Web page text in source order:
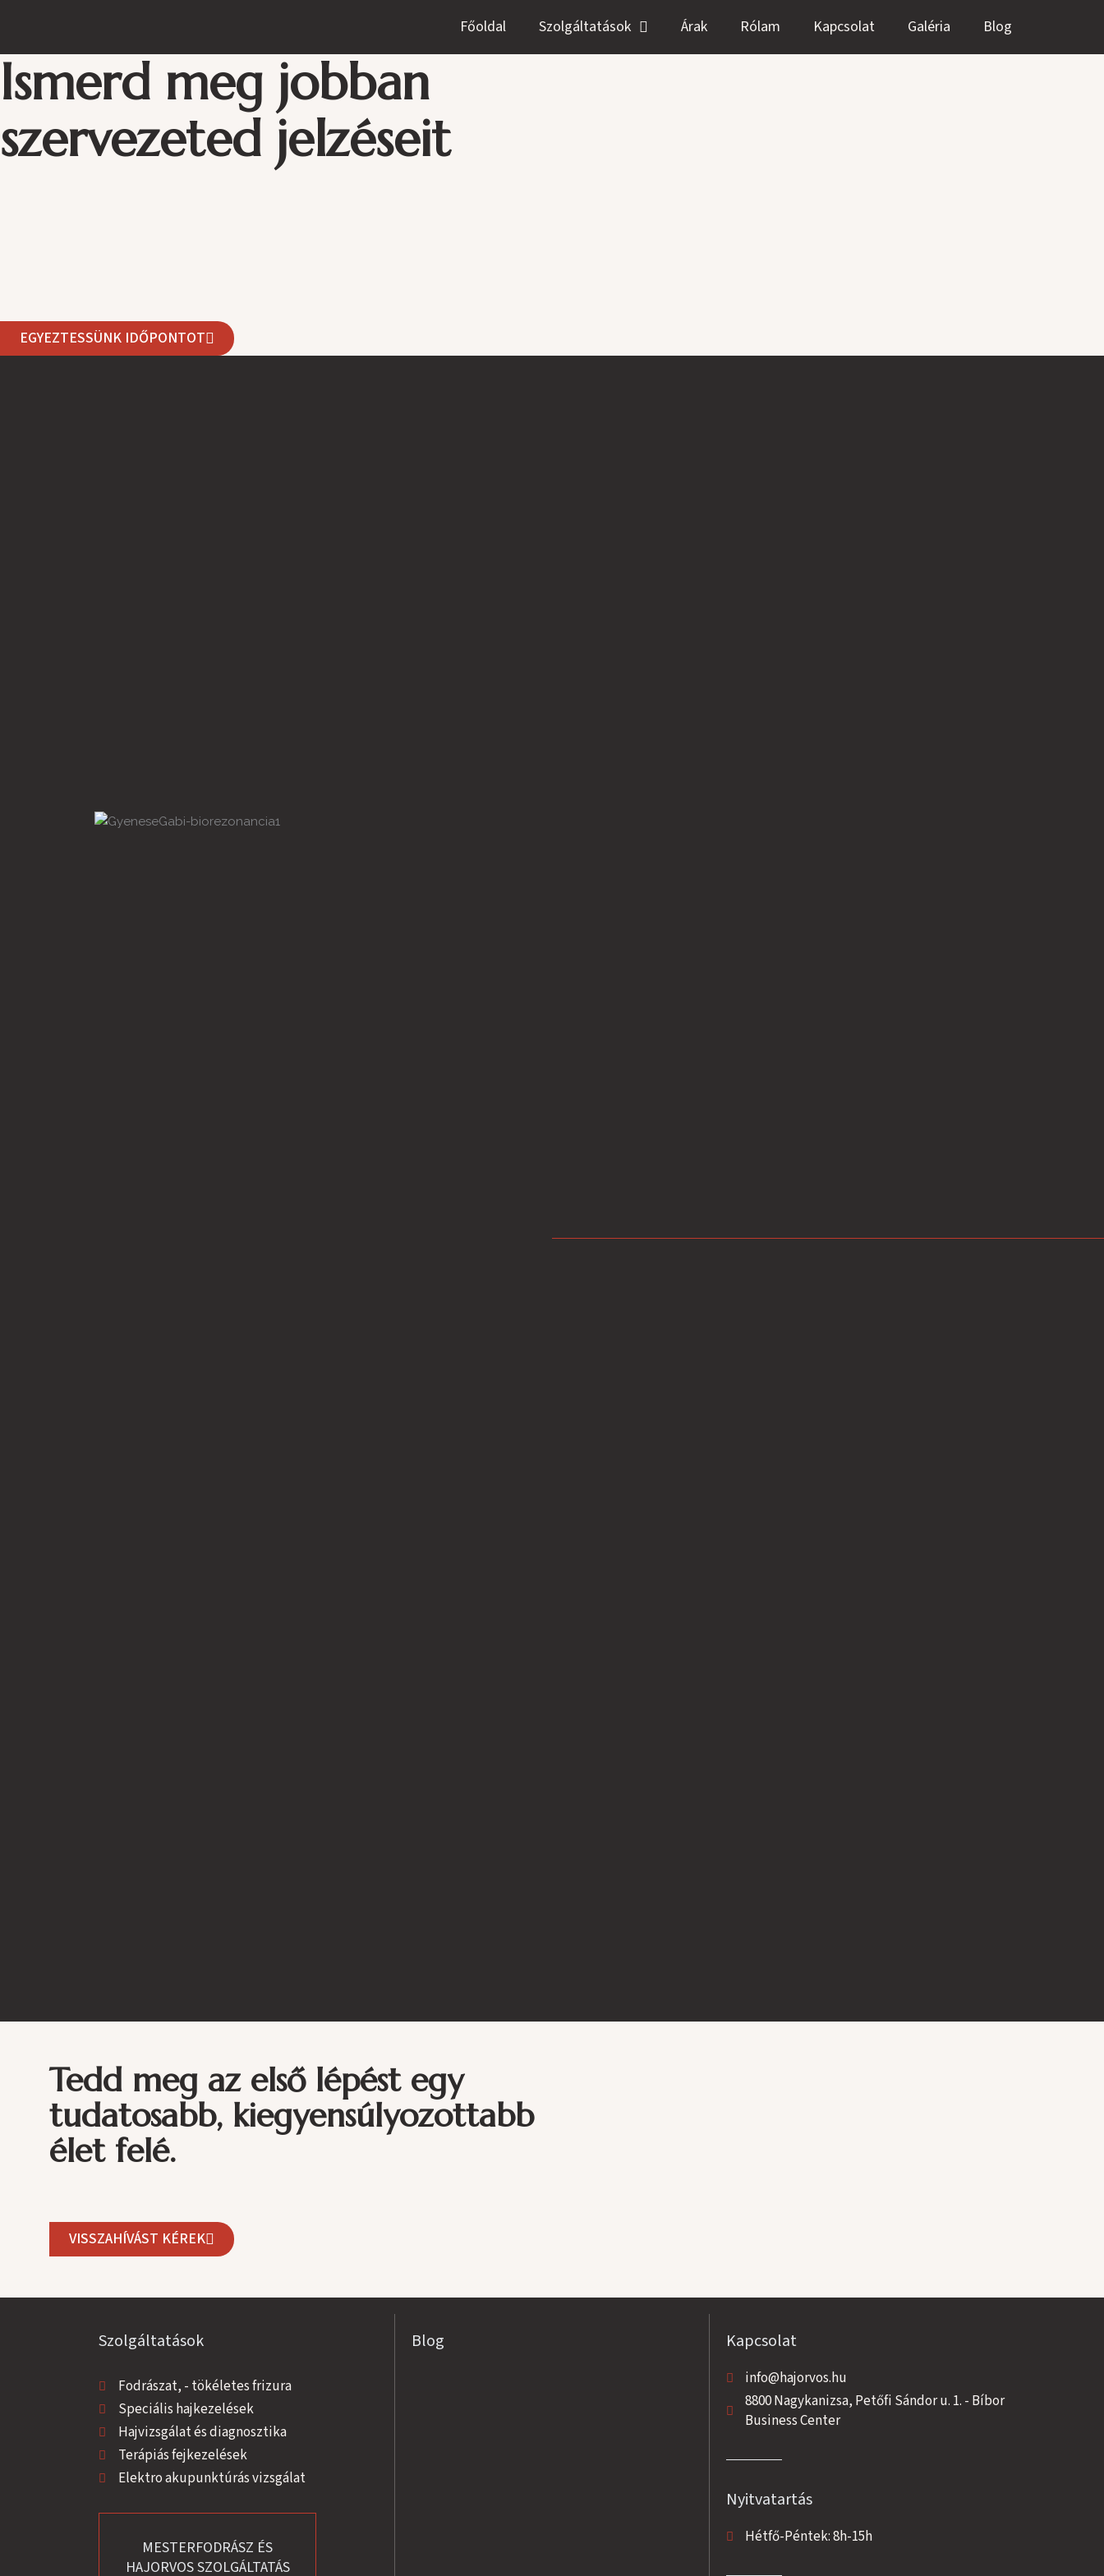
Főoldal Szolgáltatások Árak Rólam Kapcsolat Galéria Blog
Ismerd meg jobban
szervezeted jelzéseit
EGYEZTESSÜNK IDŐPONTOT
Tedd meg az első lépést egy
tudatosabb, kiegyensúlyozottabb
élet felé.
VISSZAHÍVÁST KÉREK
Szolgáltatások
Fodrászat, - tökéletes frizura
Speciális hajkezelések
Hajvizsgálat és diagnosztika
Terápiás fejkezelések
Elektro akupunktúrás vizsgálat
MESTERFODRÁSZ ÉS
HAJORVOS SZOLGÁLTATÁS
Blog Kapcsolat
info@hajorvos.hu
8800 Nagykanizsa, Petőfi Sándor u. 1. - Bíbor
Business Center
Nyitvatartás
Hétfő-Péntek: 8h-15h